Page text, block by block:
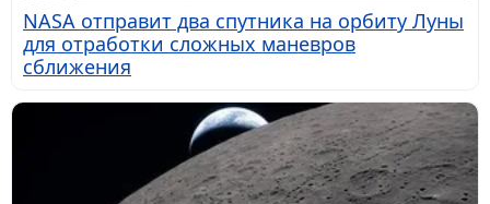
NASA отправит два спутника на орбиту Луны
для отработки сложных маневров
сближения